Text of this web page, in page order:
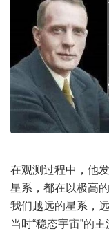
在观测过程中，他
星系，都在以极高
我们越远的星系，
当时“稳态宇宙”的